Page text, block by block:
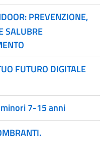
PREVENZIONE,
SALUBRE
FUTURO DIGITALE
minori 7-15 anni